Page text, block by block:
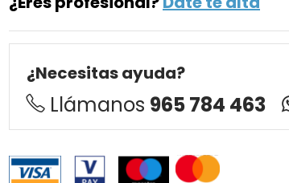
¿Necesitas ayuda?
Llámanos 965 784 463